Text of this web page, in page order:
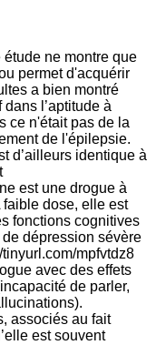
étude ne montre que
permet d'acquérir
a bien montré
l’aptitude à
ce n'était pas de la
de l'épilepsie.
d’ailleurs identique à
est une drogue à
dose, elle est
fonctions cognitives
dépression sévère
mpfvtdz8
avec des effets
de parler,
associés au fait
est souvent